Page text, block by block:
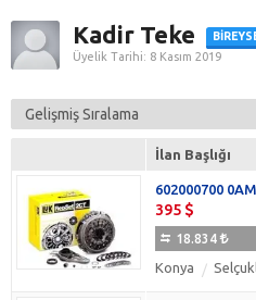
Kadir Teke
Üyelik Tarihi: 8 Kasım 2019
İlan Başlığı
602000700
395
18.834
Konya